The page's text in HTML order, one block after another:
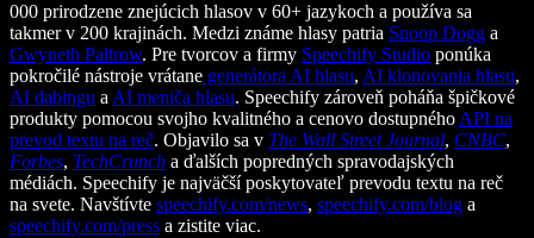
000 prirodzene znejúcich hlasov v 60+ jazykoch a používa sa
takmer v 200 krajinách. Medzi známe hlasy patria Snoop Dogg a
Gwyneth Paltrow. Pre tvorcov a firmy Speechify Studio ponúka
pokročilé nástroje vrátane generátora AI hlasu, AI klonovania hlasu,
AI dabingu aAI meniča hlasu. Speechify zároveň poháňa špičkové
produkty pomocou svojho kvalitného a cenovo dostupnéhoAPI na
prevod textu na reč. Objavilo sa v The Wall Street Journal, CNBC,
Forbes, TechCrunch a ďalších popredných spravodajských
médiách. Speechify je najväčší poskytovateľ prevodu textu na reč
na svete. Navštívte speechify.com/news, speechify.com/blog a
speechify.com/press a zistite viac.